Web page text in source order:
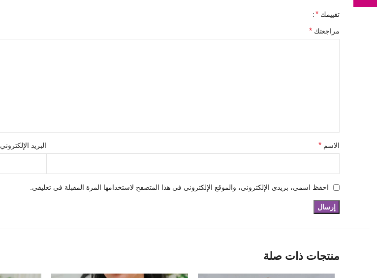
تقييمك *
مراجعتك *
الاسم * البريد الإلكتروني
احفظ اسمي، بريدي الإلكتروني، والموقع الإلكتروني في هذا المتصفح لاستخدامها المرة المقبلة في تعليقي.
منتجات ذات صلة